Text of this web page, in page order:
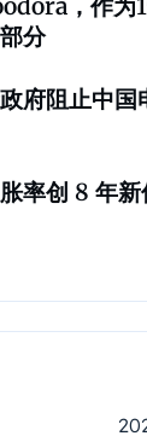
，作为
分
府阻止中国
率创 8 年新